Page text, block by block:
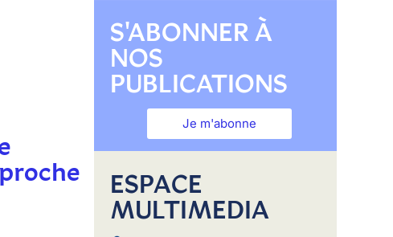
S'ABONNER À
NOS
PUBLICATIONS
Je m'abonne
ESPACE
MULTIMEDIA